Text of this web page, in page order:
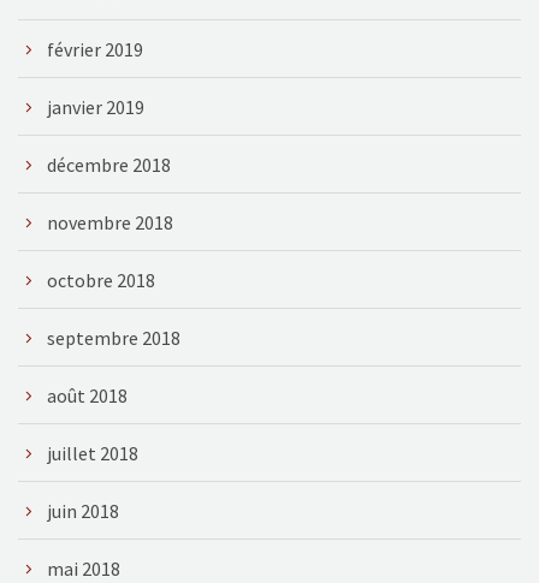
février 2019
janvier 2019
décembre 2018
novembre 2018
octobre 2018
septembre 2018
août 2018
juillet 2018
juin 2018
mai 2018